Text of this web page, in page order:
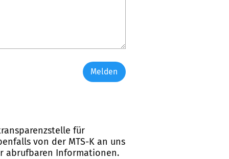
Melden
für
von der MTS-K an uns
abrufbaren Informationen.